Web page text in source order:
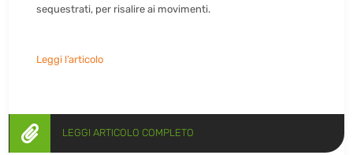
sequestrati, per risalire ai movimenti.
Leggi l’articolo
 LEGGI ARTICOLO COMPLETO